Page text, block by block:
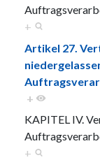
+
Artikel 27.
+
KAPITEL IV.
+